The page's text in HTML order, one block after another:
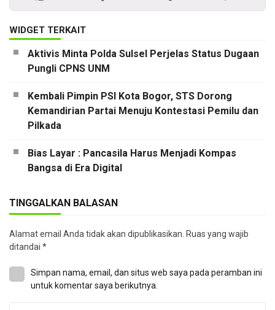
WIDGET TERKAIT
Aktivis Minta Polda Sulsel Perjelas Status Dugaan
Pungli CPNS UNM
Kembali Pimpin PSI Kota Bogor, STS Dorong
Kemandirian Partai Menuju Kontestasi Pemilu dan
Pilkada
Bias Layar : Pancasila Harus Menjadi Kompas
Bangsa di Era Digital
TINGGALKAN BALASAN
Alamat email Anda tidak akan dipublikasikan. Ruas yang wajib
ditandai *
Simpan nama, email, dan situs web saya pada peramban ini
untuk komentar saya berikutnya.